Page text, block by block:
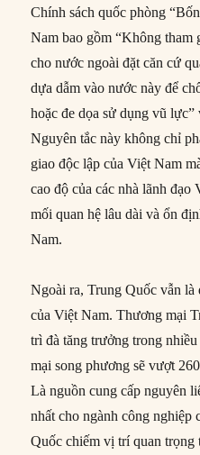
Chính sách quốc phòng
Nam bao gồm “Không tham
cho nước ngoài đặt căn cứ
dựa dẫm vào nước này để
hoặc đe dọa sử dụng vũ
Nguyên tắc này không chỉ
giao độc lập của Việt Nam
cao độ của các nhà lãnh
mối quan hệ lâu dài và ổn
Nam.
Ngoài ra, Trung Quốc vẫn
của Việt Nam. Thương mại
trì đà tăng trưởng trong
mại song phương sẽ vượt
Là nguồn cung cấp nguyên
nhất cho ngành công nghiệp
Quốc chiếm vị trí quan trọng